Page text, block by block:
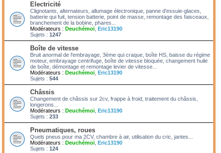
Electricité
Clignotants, alternateurs, allumage électronique, panne d'essuie-glaces,
batterie qui fuit, tension batterie, point de masse, remontage des faisceaux,
branchement de la bobine, phares...
Modérateurs : Deuchémoi Eric13190
Sujets : 1247
Boîte de vitesse
Bruit anormal de l'embrayage, 3ème qui craque, boîte HS, baisse du régime
moteur, embrayage centrifuge, boîte de vitesse bloquée, changement huile
de boîte, démontage et remontage levier de vitesse...
Modérateurs : Deuchémoi Eric13190
Sujets : 544
Châssis
Changement de châssis sur 2cv, frappe à froid, traitement du châssis,
longerons...
Modérateurs : Deuchémoi Eric13190
Sujets : 233
Pneumatiques, roues
Quels pneus pour ma 2CV, chambre à air, utilisation du cric, jantes...
Modérateurs : Deuchémoi Eric13190
Sujets : 124